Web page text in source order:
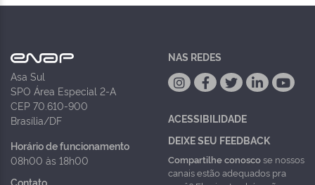
Asa Sul
SPO Área Especial 2-A
CEP 70.610-900
Brasília/DF
Horário de funcionamento
08h00 às 18h00
Contato
NAS REDES
ACESSIBILIDADE
DEIXE SEU FEEDBACK
Compartilhe conoscose nossos
canais estão adequados pra